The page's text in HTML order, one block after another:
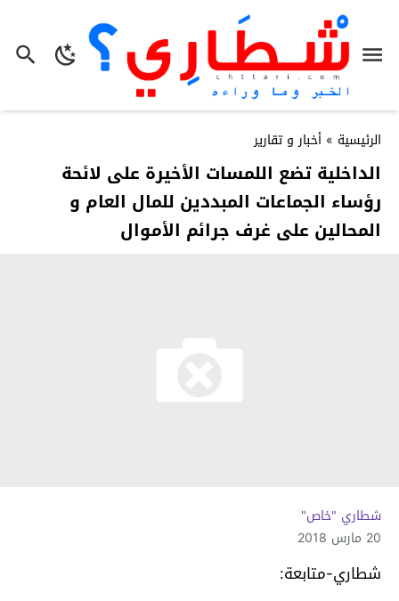
الرئيسية » أخبار و تقارير
الداخلية تضع اللمسات الأخيرة على لائحة
رؤساء الجماعات المبددين للمال العام و
المحالين على غرف جرائم الأموال
شطاري "خاص"
20 مارس 2018
شطاري-متابعة: